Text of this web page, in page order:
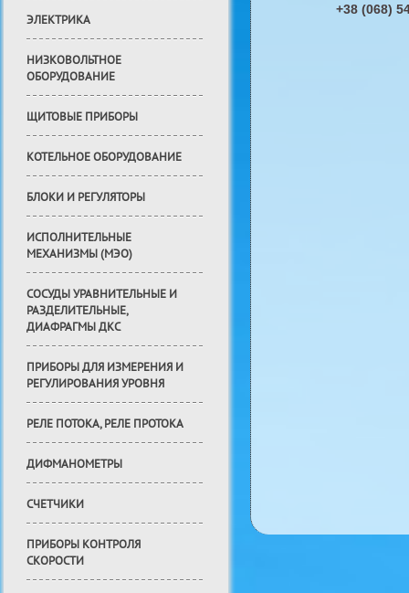
ЭЛЕКТРИКА
НИЗКОВОЛЬТНОЕ
ОБОРУДОВАНИЕ
ЩИТОВЫЕ ПРИБОРЫ
КОТЕЛЬНОЕ ОБОРУДОВАНИЕ
БЛОКИ И РЕГУЛЯТОРЫ
ИСПОЛНИТЕЛЬНЫЕ
МЕХАНИЗМЫ (МЭО)
СОСУДЫ УРАВНИТЕЛЬНЫЕ И
РАЗДЕЛИТЕЛЬНЫЕ,
ДИАФРАГМЫ ДКС
ПРИБОРЫ ДЛЯ ИЗМЕРЕНИЯ И
РЕГУЛИРОВАНИЯ УРОВНЯ
РЕЛЕ ПОТОКА, РЕЛЕ ПРОТОКА
ДИФМАНОМЕТРЫ
СЧЕТЧИКИ
ПРИБОРЫ КОНТРОЛЯ
СКОРОСТИ
+38 (068)